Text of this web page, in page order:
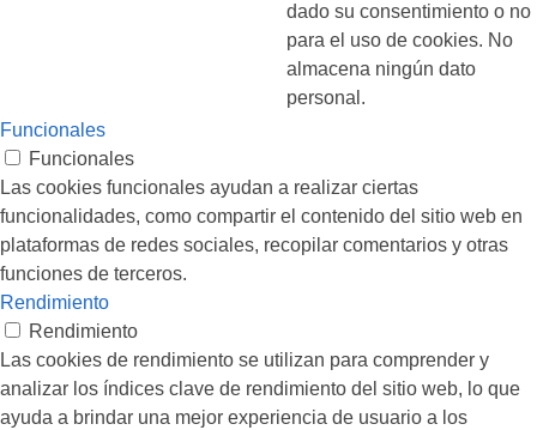
dado su consentimiento o no
para el uso de cookies. No
almacena ningún dato
personal.
Funcionales
Funcionales
Las cookies funcionales ayudan a realizar ciertas
funcionalidades, como compartir el contenido del sitio web en
plataformas de redes sociales, recopilar comentarios y otras
funciones de terceros.
Rendimiento
Rendimiento
Las cookies de rendimiento se utilizan para comprender y
analizar los índices clave de rendimiento del sitio web, lo que
ayuda a brindar una mejor experiencia de usuario a los